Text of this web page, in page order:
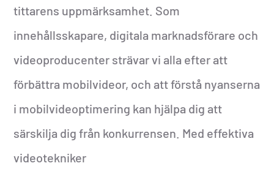
tittarens uppmärksamhet. Som
innehållsskapare, digitala marknadsförare och
videoproducenter strävar vi alla efter att
förbättra mobilvideor, och att förstå nyanserna
i mobilvideoptimering kan hjälpa dig att
särskilja dig från konkurrensen. Med effektiva
videotekniker